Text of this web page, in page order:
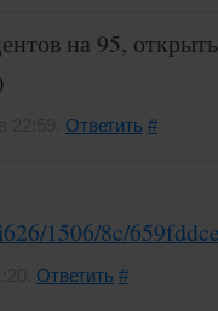
на 95,
Ответить #
1506/8c/
Ответить #